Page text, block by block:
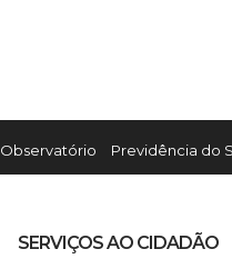
Observatório Previdência do
SERVIÇOS AO CIDADÃO